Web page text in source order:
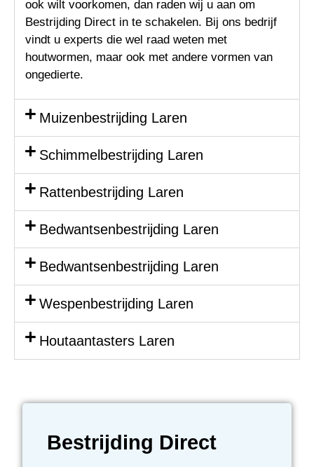
ook wilt voorkomen, dan raden wij u aan om
Bestrijding Direct in te schakelen. Bij ons bedrijf
vindt u experts die wel raad weten met
houtwormen, maar ook met andere vormen van
ongedierte.
Muizenbestrijding Laren
Schimmelbestrijding Laren
Rattenbestrijding Laren
Bedwantsenbestrijding Laren
Bedwantsenbestrijding Laren
Wespenbestrijding Laren
Houtaantasters Laren
Bestrijding Direct